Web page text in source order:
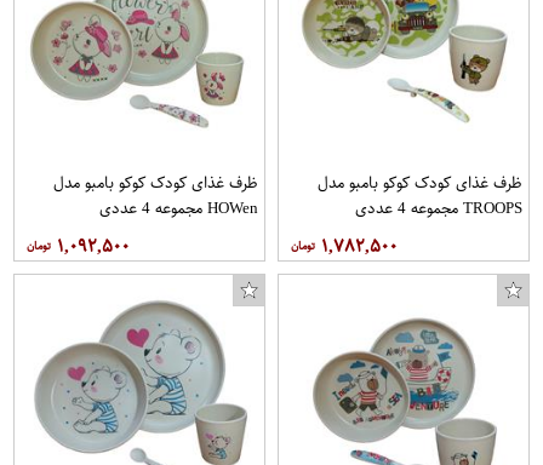
ظرف غذای کودک کوکو بامبو مدل
TROOPS مجموعه 4 عددی
۱,۷۸۲,۵۰۰
ظرف غذای کودک کوکو بامبو مدل
HOWen مجموعه 4 عددی
۱,۰۹۲,۵۰۰